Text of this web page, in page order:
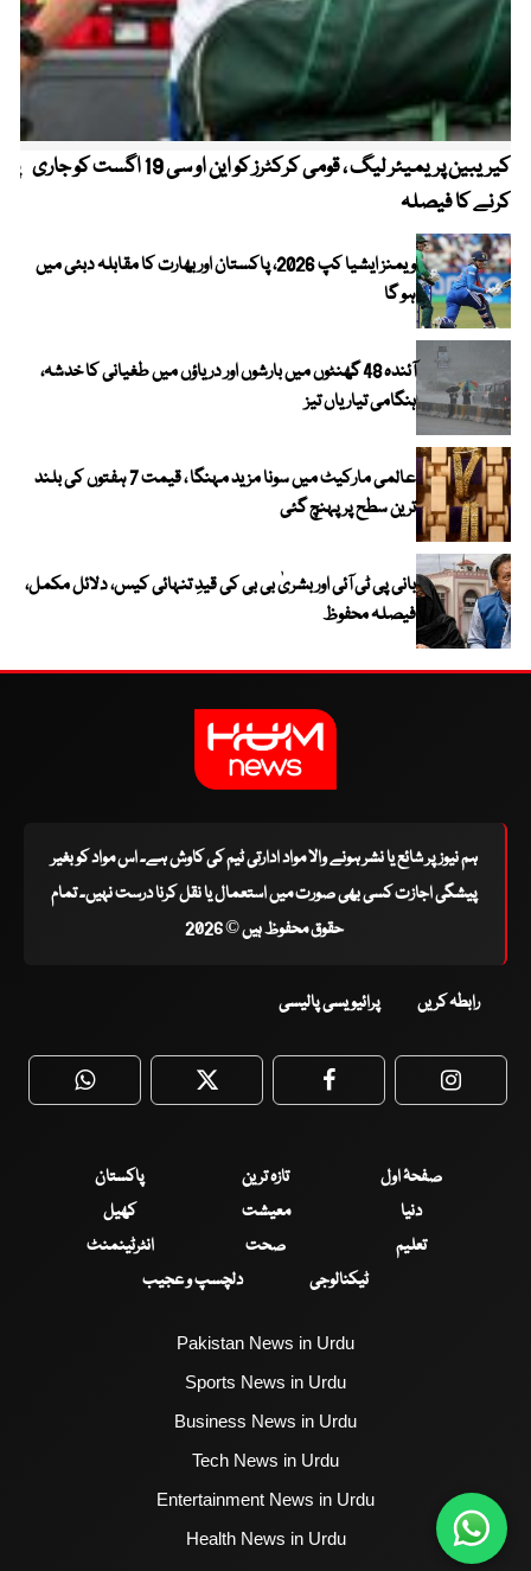
کیریبین پریمیئر لیگ ، قومی کرکٹرز کو این او سی 19 اگست کو جاری
کرنے کا فیصلہ
ویمنز ایشیا کپ 2026، پاکستان اور بھارت کا مقابلہ دبئی میں
ہو گا
آئندہ 48 گھنٹوں میں بارشوں اور دریاؤں میں طغیانی کا خدشہ،
ہنگامی تیاریاں تیز
عالمی مارکیٹ میں سونا مزید مہنگا ، قیمت 7 ہفتوں کی بلند
ترین سطح پر پہنچ گئی
بانی پی ٹی آئی اور بشریٰ بی بی کی قیدِ تنہائی کیس، دلائل مکمل،
فیصلہ محفوظ
ہم نیوز پر شائع یا نشر ہونے والا مواد ادارتی ٹیم کی کاوش ہے۔ اس مواد کو بغیر
پیشگی اجازت کسی بھی صورت میں استعمال یا نقل کرنا درست نہیں۔ تمام
حقوق محفوظ ہیں © 2026
رابطہ کریں پرائیویسی پالیسی
WhatsApp Twitter Facebook
صفحۂ اول تازہ ترین
پاکستان
دنیا
معیشت
کھیل
تعلیم
صحت
انٹرٹینمنٹ
ٹیکنالوجی
دلچسپ و عجیب
Pakistan News in Urdu
Sports News in Urdu
Business News in Urdu
Tech News in Urdu
Entertainment News in Urdu
Health News in Urdu